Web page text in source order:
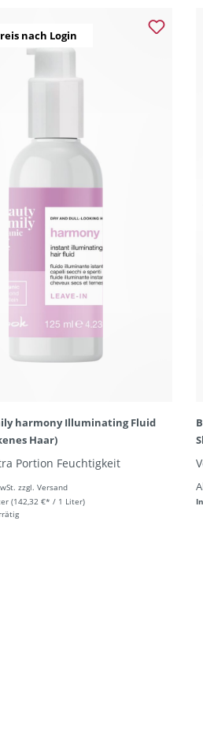
nach Login
harmony Illuminating Fluid
Haar)
Portion Feuchtigkeit
(142,32 €* / 1 Liter)
zzgl. Versand